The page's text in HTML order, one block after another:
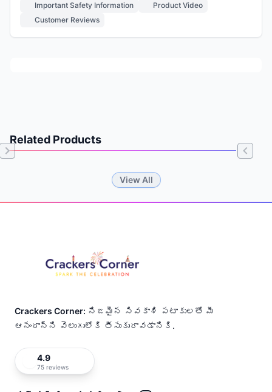
Important Safety Information
Product Video
Customer Reviews
Related Products
View All
of
Crackers Corner: నిజమైన సివకాశి పటాకులతో మీ
ఆనందాన్ని వెలుగులోకి తీసుకురావడానికి.
4.9
75 reviews